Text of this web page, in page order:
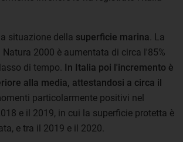
situazione della superficie marina. La
2000 è aumentata di circa l'85%
di tempo. In Italia poi l'incremento è
alla media, attestandosi a circa il
particolarmente positivi nel
e il 2019, in cui la superficie protetta è
e tra il 2019 e il 2020.